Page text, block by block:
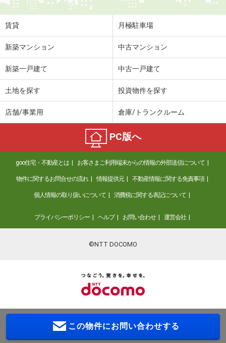
賃貸 月極駐車場
新築マンション 中古マンション
新築一戸建て 中古一戸建て
土地を探す 投資物件を探す
店舗/事業用 倉庫/トランクルーム
PC版へ
goo住宅・不動産とは お客さまご利用端末からの情報の外部送信について
物件に関するお問合せの流れ 情報提供元 不動産情報に関する免責事項
個人情報の取り扱いについて 消費税に関する表記について
プライバシーポリシー ヘルプ お問い合わせ 運営会社
©NTT DOCOMO
この物件にお問い合わせする